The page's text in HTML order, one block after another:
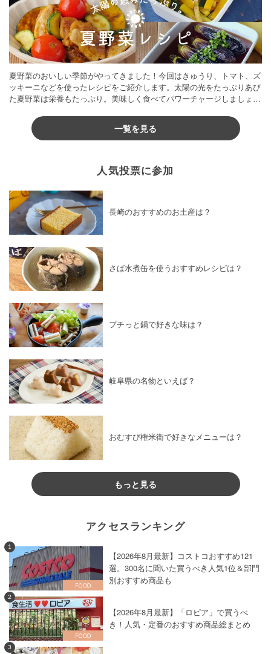
夏野菜のおいしい季節がやってきました！今回はきゅうり、トマト、ズ
ッキーニなどを使ったレシピをご紹介します。太陽の光をたっぷりあび
た夏野菜は栄養もたっぷり。美味しく食べてパワーチャージしましょう
一覧を見る
人気投票に参加
長崎のおすすめのお土産は？
さば水煮缶を使うおすすめレシピは？
プチっと鍋で好きな味は？
岐阜県の名物といえば？
おむすび権米衛で好きなメニューは？
もっと見る
アクセスランキング
1
【2026年8月最新】コストコおすすめ121
選。300名に聞いた買うべき人気1位＆部門
別おすすめ商品も
2
【2026年8月最新】「ロピア」で買うべ
き！人気・定番のおすすめ商品総まとめ
3